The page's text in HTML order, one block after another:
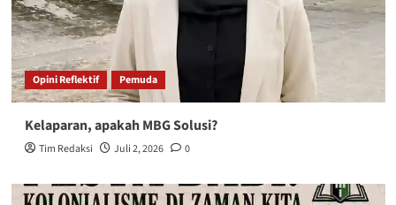
Opini Reflektif Pemuda
Kelaparan, apakah MBG Solusi?
Tim Redaksi Juli 2, 2026 0